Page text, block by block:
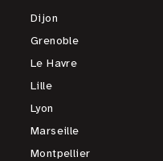
Dijon
Grenoble
Le Havre
Lille
Lyon
Marseille
Montpellier